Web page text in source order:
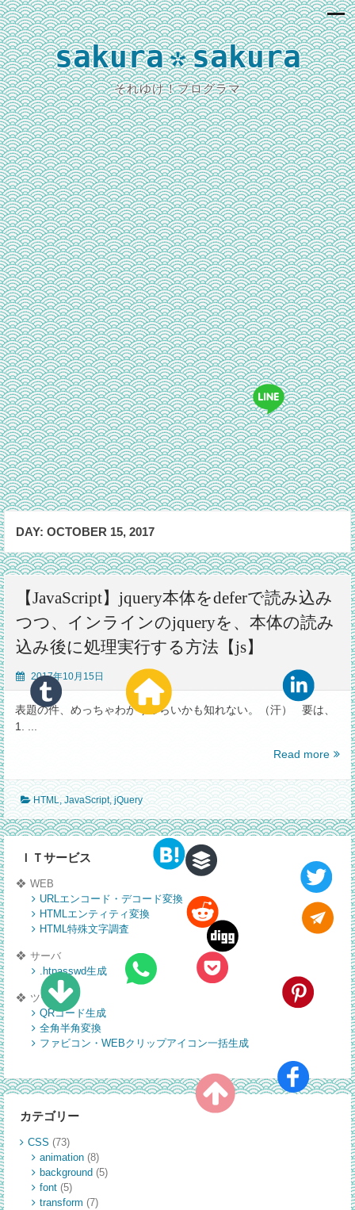
sakura*sakura
それゆけ！プログラマ
DAY: OCTOBER 15, 2017
【JavaScript】jquery本体をdeferで読み込み
つつ、インラインのjqueryを、本体の読み
込み後に処理実行する方法【js】
2017年10月15日
表題の件、めっちゃわかりづらいかも知れない。（汗） 要は、
1. ...
Read more【
本
体
を
defer
読
み
み
を、
HTML,JavaScript,jQuery
ＩＴサービス
WEB
URLエンコード・デコード変換
HTMLエンティティ変換
HTML特殊文字調査
サーバ
.htpasswd生成
ツール
QRコード生成
全角半角変換
ファビコン・WEBクリップアイコン一括生成
カテゴリー
CSS (73)
animation(8)
background (5)
font(5)
transform (7)